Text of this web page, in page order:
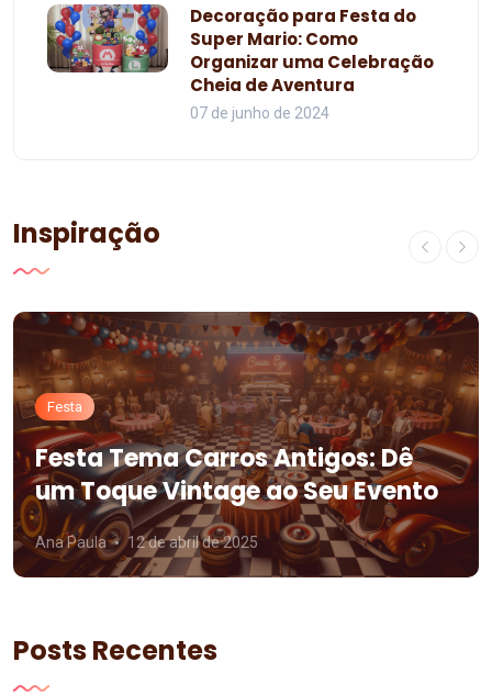
Decoração para Festa do
Super Mario: Como
Organizar uma Celebração
Cheia de Aventura
07 de junho de 2024
Inspiração
Festa
Festa Tema Carros Antigos: Dê
um Toque Vintage ao Seu Evento
Ana Paula 12 de abril de 2025
Posts Recentes